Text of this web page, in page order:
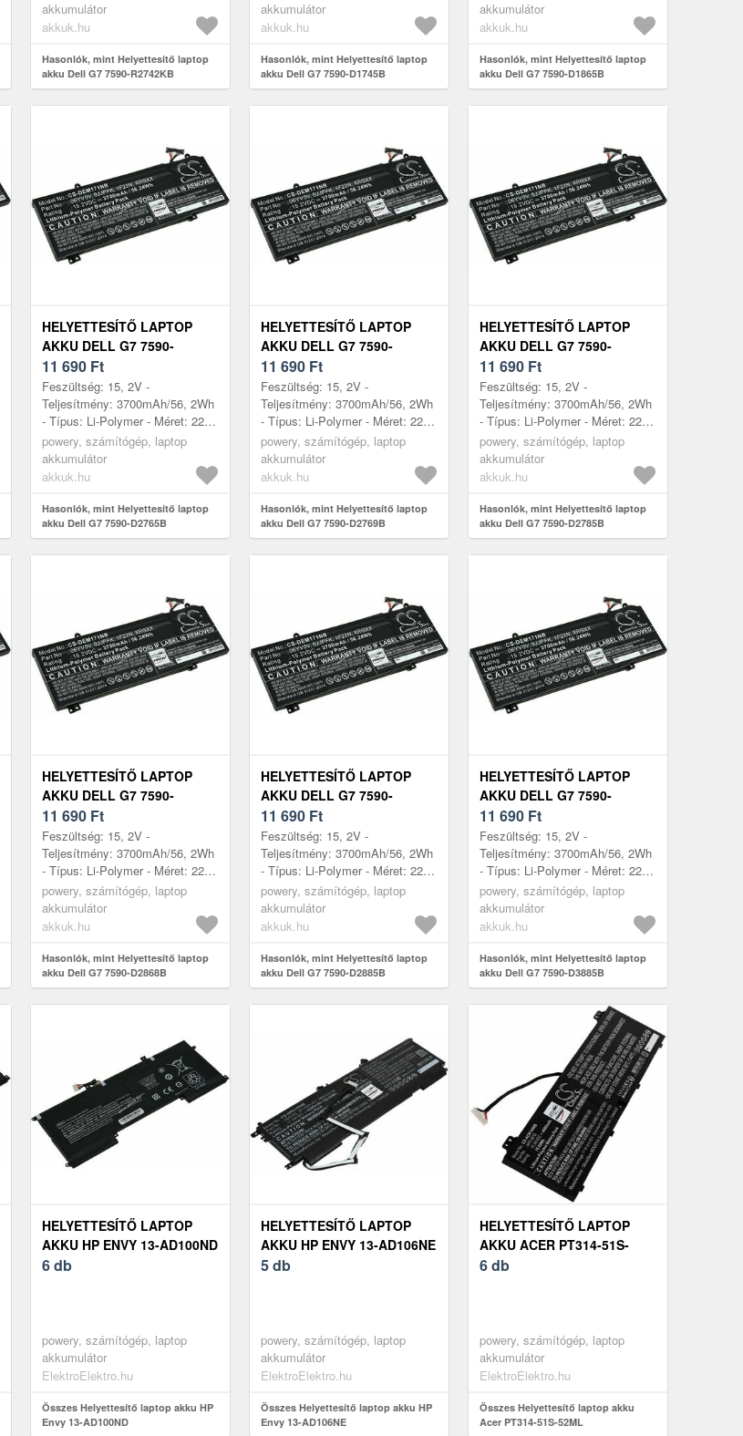
akkumulátor
akkuk.hu
Hasonlók, mint Helyettesítő laptop
akku Dell G7 7590-R2742KB
akkumulátor
akkuk.hu
Hasonlók, mint Helyettesítő laptop
akku Dell G7 7590-D1745B
akkumulátor
akkuk.hu
Hasonlók, mint Helyettesítő laptop
akku Dell G7 7590-D1865B
HELYETTESÍTŐ LAPTOP
AKKU DELL G7 7590-
D2765B
11 690 Ft
Feszültség: 15, 2V -
Teljesítmény: 3700mAh/56, 2Wh
- Típus: Li-Polymer - Méret: 221,
52mm x 87, 70mm x 11, 54mm
powery, számítógép, laptop
akkumulátor
akkuk.hu
Hasonlók, mint Helyettesítő laptop
akku Dell G7 7590-D2765B
HELYETTESÍTŐ LAPTOP
AKKU DELL G7 7590-
D2769B
11 690 Ft
Feszültség: 15, 2V -
Teljesítmény: 3700mAh/56, 2Wh
- Típus: Li-Polymer - Méret: 221,
52mm x 87, 70mm x 11, 54mm
powery, számítógép, laptop
akkumulátor
akkuk.hu
Hasonlók, mint Helyettesítő laptop
akku Dell G7 7590-D2769B
HELYETTESÍTŐ LAPTOP
AKKU DELL G7 7590-
D2785B
11 690 Ft
Feszültség: 15, 2V -
Teljesítmény: 3700mAh/56, 2Wh
- Típus: Li-Polymer - Méret: 221,
52mm x 87, 70mm x 11, 54mm
powery, számítógép, laptop
akkumulátor
akkuk.hu
Hasonlók, mint Helyettesítő laptop
akku Dell G7 7590-D2785B
HELYETTESÍTŐ LAPTOP
AKKU DELL G7 7590-
D2868B
11 690 Ft
Feszültség: 15, 2V -
Teljesítmény: 3700mAh/56, 2Wh
- Típus: Li-Polymer - Méret: 221,
52mm x 87, 70mm x 11, 54mm
powery, számítógép, laptop
akkumulátor
akkuk.hu
Hasonlók, mint Helyettesítő laptop
akku Dell G7 7590-D2868B
HELYETTESÍTŐ LAPTOP
AKKU DELL G7 7590-
D2885B
11 690 Ft
Feszültség: 15, 2V -
Teljesítmény: 3700mAh/56, 2Wh
- Típus: Li-Polymer - Méret: 221,
52mm x 87, 70mm x 11, 54mm
powery, számítógép, laptop
akkumulátor
akkuk.hu
Hasonlók, mint Helyettesítő laptop
akku Dell G7 7590-D2885B
HELYETTESÍTŐ LAPTOP
AKKU DELL G7 7590-
D3885B
11 690 Ft
Feszültség: 15, 2V -
Teljesítmény: 3700mAh/56, 2Wh
- Típus: Li-Polymer - Méret: 221,
52mm x 87, 70mm x 11, 54mm
powery, számítógép, laptop
akkumulátor
akkuk.hu
Hasonlók, mint Helyettesítő laptop
akku Dell G7 7590-D3885B
HELYETTESÍTŐ LAPTOP
AKKU HP ENVY 13-AD100ND
6 db
powery, számítógép, laptop
akkumulátor
ElektroElektro.hu
Összes Helyettesítő laptop akku HP
Envy 13-AD100ND
HELYETTESÍTŐ LAPTOP
AKKU HP ENVY 13-AD106NE
5 db
powery, számítógép, laptop
akkumulátor
ElektroElektro.hu
Összes Helyettesítő laptop akku HP
Envy 13-AD106NE
HELYETTESÍTŐ LAPTOP
AKKU ACER PT314-51S-
52ML
6 db
powery, számítógép, laptop
akkumulátor
ElektroElektro.hu
Összes Helyettesítő laptop akku
Acer PT314-51S-52ML